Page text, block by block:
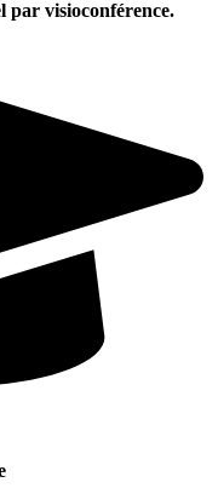
par visioconférence.